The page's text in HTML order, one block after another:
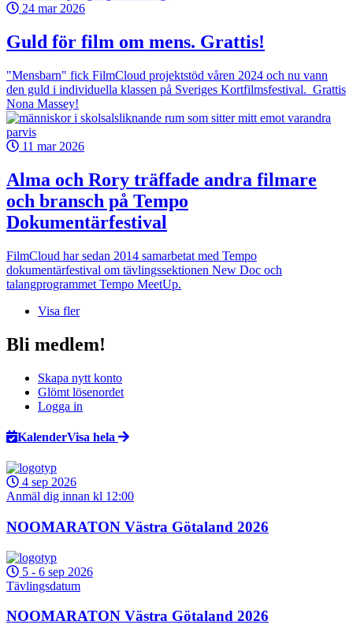
24 mar 2026
Guld för film om mens. Grattis!
"Mensbarn" fick FilmCloud projektstöd våren 2024 och nu vann
den guld i individuella klassen på Sveriges Kortfilmsfestival. Grattis
Nona Massey!
11 mar 2026
Alma och Rory träffade andra filmare
och bransch på Tempo
Dokumentärfestival
FilmCloud har sedan 2014 samarbetat med Tempo
dokumentärfestival om tävlingssektionen New Doc och
talangprogrammet Tempo MeetUp.
Visa fler
Bli medlem!
Skapa nytt konto
Glömt lösenordet
Logga in
KalenderVisa hela
4 sep 2026
Anmäl dig innan kl 12:00
NOOMARATON Västra Götaland 2026
5 - 6 sep 2026
Tävlingsdatum
NOOMARATON Västra Götaland 2026